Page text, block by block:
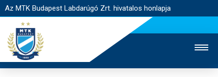
Az MTK Budapest Labdarúgó Zrt. hivatalos honlapja